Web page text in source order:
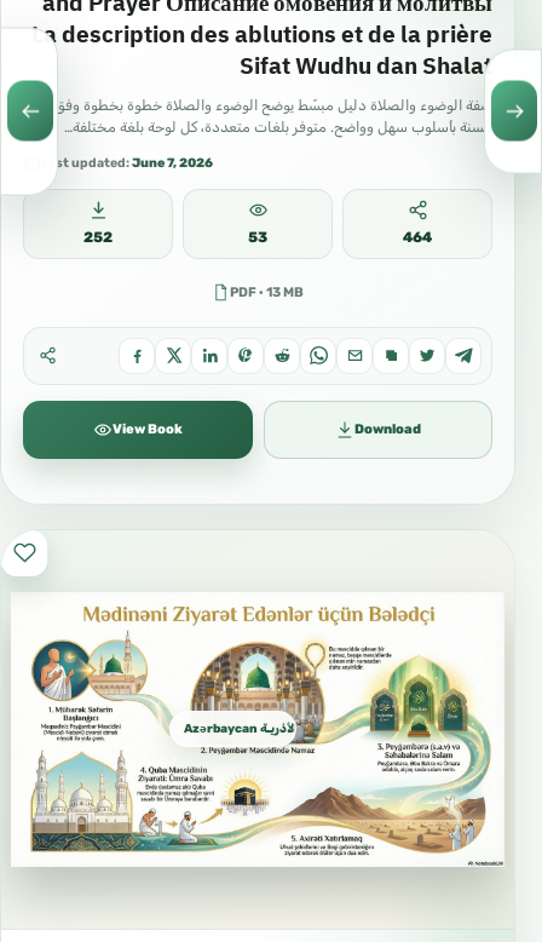
La description des ablutions et de la prière
Sifat Wudhu dan Shalat
صفة الوضوء والصلاة دليل مبسّط يوضح الوضوء والصلاة خطوة بخطوة وفق
السنة بأسلوب سهل وواضح. متوفر بلغات متعددة، كل لوحة بلغة مختلفة…
Last updated:June 7, 2026
252 53 464
PDF · 13 MB
View Book Download
Azərbaycan الأذريـة Azeri